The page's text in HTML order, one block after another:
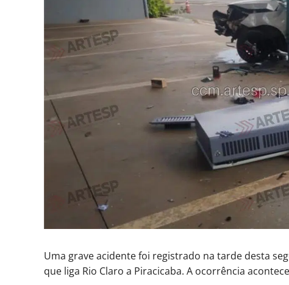
Uma grave acidente foi registrado na tarde desta
que liga Rio Claro a Piracicaba. A ocorrência